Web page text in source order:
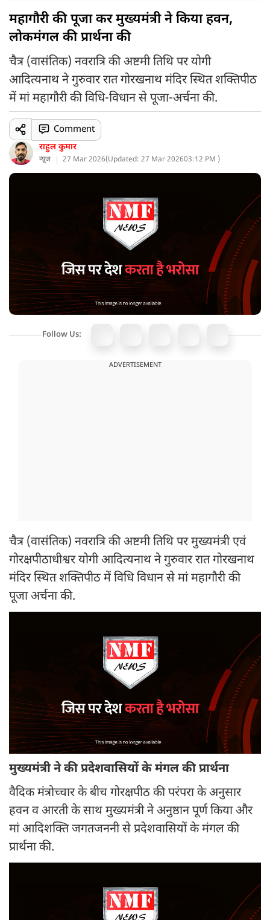
महागौरी की पूजा कर मुख्यमंत्री ने किया हवन,
लोकमंगल की प्रार्थना की
चैत्र (वासंतिक) नवरात्रि की अष्टमी तिथि पर योगी
आदित्यनाथ ने गुरुवार रात गोरखनाथ मंदिर स्थित शक्तिपीठ
में मां महागौरी की विधि-विधान से पूजा-अर्चना की.
राहुल कुमार
न्यूज 27 Mar 2026(Updated: 27 Mar 202603:12 PM )
Comment
Follow Us:
ADVERTISEMENT
चैत्र (वासंतिक) नवरात्रि की अष्टमी तिथि पर मुख्यमंत्री एवं
गोरक्षपीठाधीश्वर योगी आदित्यनाथ ने गुरुवार रात गोरखनाथ
मंदिर स्थित शक्तिपीठ में विधि विधान से मां महागौरी की
पूजा अर्चना की.
मुख्यमंत्री ने की प्रदेशवासियों के मंगल की प्रार्थना
वैदिक मंत्रोच्चार के बीच गोरक्षपीठ की परंपरा के अनुसार
हवन व आरती के साथ मुख्यमंत्री ने अनुष्ठान पूर्ण किया और
मां आदिशक्ति जगतजननी से प्रदेशवासियों के मंगल की
प्रार्थना की.